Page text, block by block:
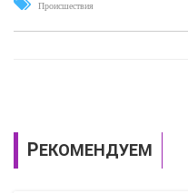
Происшествия
РЕКОМЕНДУЕМ